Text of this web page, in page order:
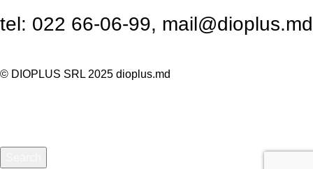
tel: 022 66-06-99, mail@dioplus.md
© DIOPLUS SRL 2025 dioplus.md